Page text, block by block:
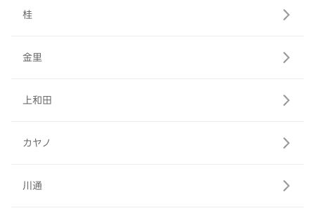
桂
金里
上和田
カヤノ
川通